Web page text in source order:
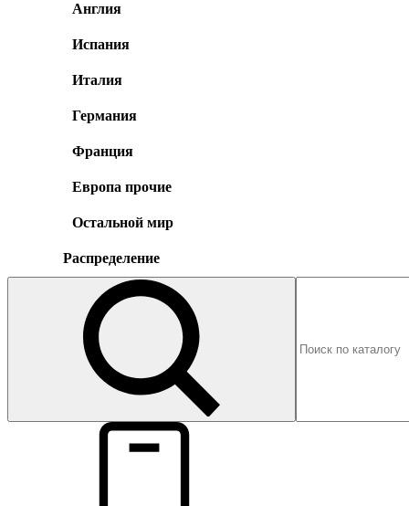
Англия
Испания
Италия
Германия
Франция
Европа прочие
Остальной мир
Распределение